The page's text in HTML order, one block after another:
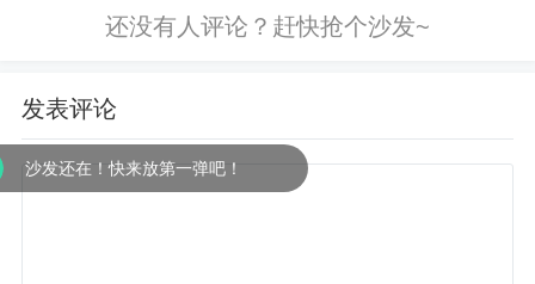
保存就OK了。如下图：感觉就是一
发表评论
沙发还在！快来放第一弹吧！